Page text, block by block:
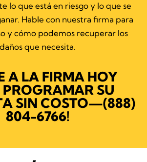
lo que está en riesgo y lo que se
Hable con nuestra firma para
y cómo podemos recuperar los
daños que necesita.
A LA FIRMA HOY
SU
SIN COSTO—(888)
804-6766!